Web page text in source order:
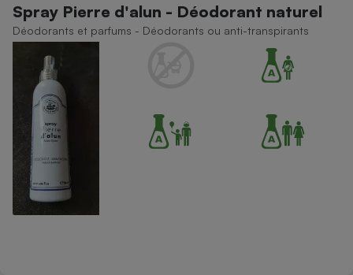
Spray Pierre d'alun - Déodorant naturel
Déodorants et parfums - Déodorants ou anti-transpirants